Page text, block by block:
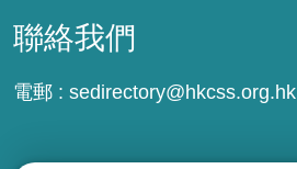
聯絡我們
電郵 : sedirectory@hkcss.org.hk